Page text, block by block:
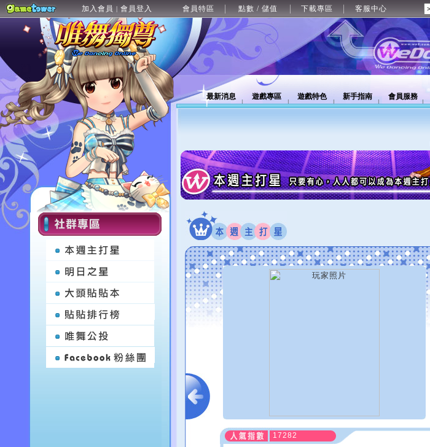
加入會員 | 會員登入 會員特區 點數 / 儲值 下載專區 客服中心
最新消息 遊戲專區 遊戲特色 新手指南 會員服務
17282